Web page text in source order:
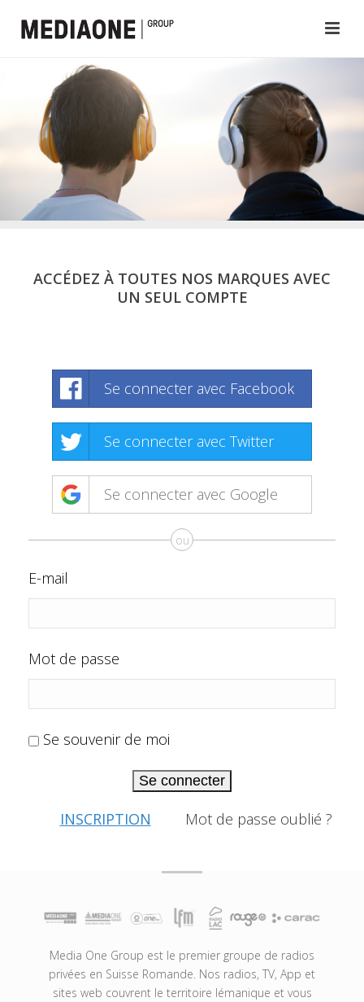
ACCÉDEZ À TOUTES NOS MARQUES AVEC
UN SEUL COMPTE
Se connecter avec Facebook
Se connecter avec Twitter
Se connecter avec Google
ou
E-mail
Mot de passe
Se souvenir de moi
Se connecter
INSCRIPTION Mot de passe oublié ?
Media One Group est le premier groupe de radios
privées en Suisse Romande. Nos radios, TV, App et
sites web couvrent le territoire lémanique et vous